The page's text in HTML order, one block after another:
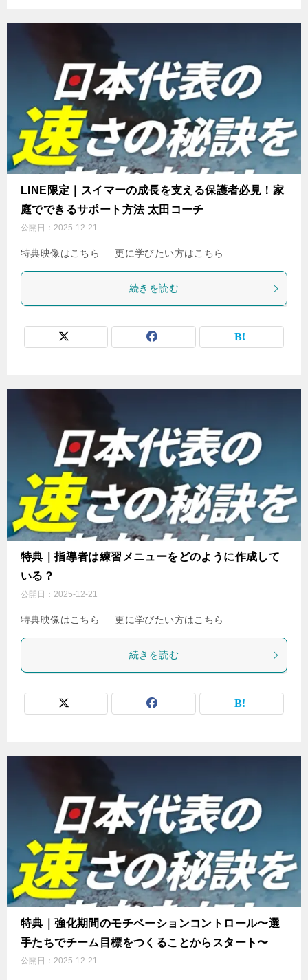
LINE限定｜スイマーの成長を支える保護者必見！家
庭でできるサポート方法 太田コーチ
公開日： 2025-12-21
特典映像はこちら 更に学びたい方はこちら
続きを読む
特典｜指導者は練習メニューをどのように作成して
いる？
公開日： 2025-12-21
特典映像はこちら 更に学びたい方はこちら
続きを読む
特典｜強化期間のモチベーションコントロール〜選
手たちでチーム目標をつくることからスタート〜
公開日： 2025-12-21